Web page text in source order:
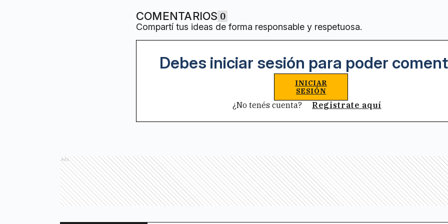
COMENTARIOS 0
Compartí tus ideas de forma responsable y respetuosa.
Debes iniciar sesión para poder
INICIAR
SESIÓN
¿No tenés cuenta? Registrate aquí
Ads